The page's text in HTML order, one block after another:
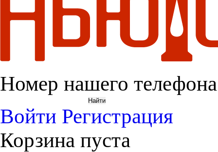
Номер нашего
Войти Регистрация
Корзина пуста